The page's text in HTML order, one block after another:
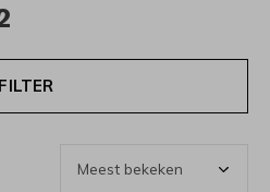
FILTER